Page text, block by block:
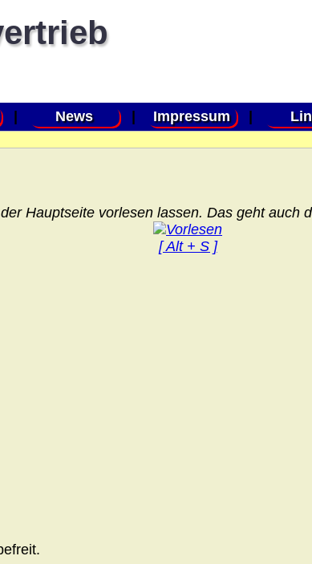
News Impressum
Hauptseite vorlesen lassen. Das geht auch
[ Alt + S ]